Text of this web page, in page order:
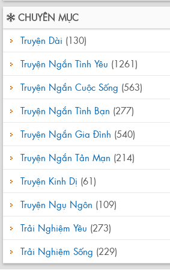
CHUYÊN MỤC
Truyện Dài (130)
Truyện Ngắn Tình Yêu (1261)
Truyện Ngắn Cuộc Sống (563)
Truyện Ngắn Tình Bạn (277)
Truyện Ngắn Gia Đình (540)
Truyện Ngắn Tản Mạn (214)
Truyện Kinh Dị (61)
Truyện Ngụ Ngôn (109)
Trải Nghiệm Yêu (273)
Trải Nghiệm Sống (229)